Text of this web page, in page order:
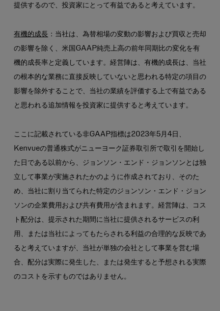
提供するので、投資家にとって有益であると考えています。
有機的成長 ：当社は、為替相場の変動の影響および買収と売却
の影響を除く、米国GAAP純売上高の前年同期比の変化を有
機的成長率と定義しています。経営陣は、有機的成長は、当社
の根本的な業務に直接反映していないと思われる特定の項目の
影響を除外することで、当社の業績を評価する上で有益である
と思われる追加情報を投資家に提供すると考えています。
ここに記載されている非GAAP指標は2023年5月4日、
Kenvueの普通株式がニューヨーク証券取引所で取引を開始し
た日である以前から、ジョンソン・エンド・ジョンソンとは独
立して事業が実施されたかのように作成されており、そのた
め、当社に割り当てられた特定のジョンソン・エンド・ジョン
ソンの企業費用および共有費用が含まれます。経営陣は、コス
ト配分は、提示された期間に当社に提供されるサービスの利
用、または当社によってもたらされる利益の合理的な反映であ
ると考えていますが、当社が単独の会社として事業を営む場
合、配分は実際に発生した、または発生すると予想される実際
のコストを示すものではありません。